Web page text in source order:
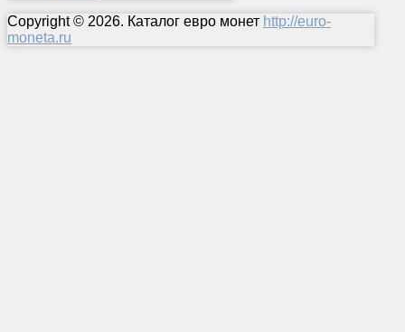
Copyright © 2026. Каталог евро монет http://euro-
moneta.ru